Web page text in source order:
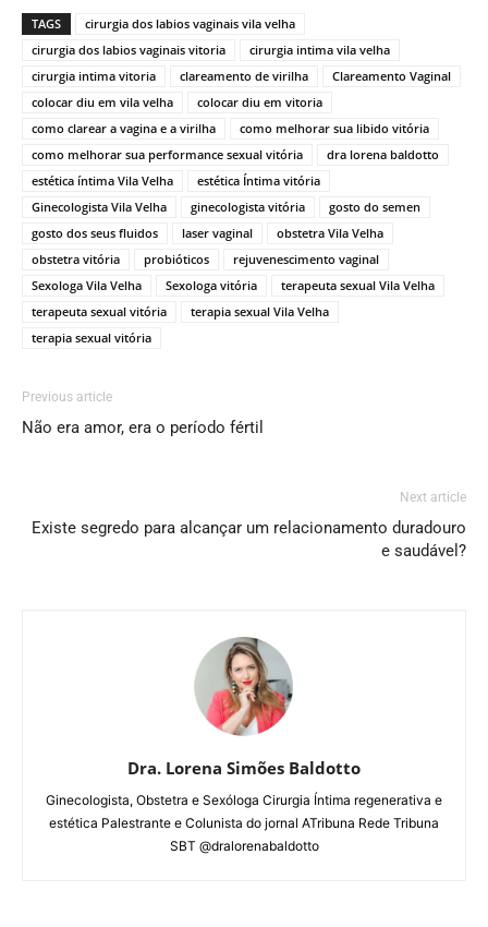
TAGS
cirurgia dos labios vaginais vila velha
cirurgia dos labios vaginais vitoria
cirurgia intima vila velha
cirurgia intima vitoria
clareamento de virilha
Clareamento Vaginal
colocar diu em vila velha
colocar diu em vitoria
como clarear a vagina e a virilha
como melhorar sua libido vitória
como melhorar sua performance sexual vitória
dra lorena baldotto
estética íntima Vila Velha
estética Íntima vitória
Ginecologista Vila Velha
ginecologista vitória
gosto do semen
gosto dos seus fluidos
laser vaginal
obstetra Vila Velha
obstetra vitória
probióticos
rejuvenescimento vaginal
Sexologa Vila Velha
Sexologa vitória
terapeuta sexual Vila Velha
terapeuta sexual vitória
terapia sexual Vila Velha
terapia sexual vitória
Previous article
Não era amor, era o período fértil
Next article
Existe segredo para alcançar um relacionamento duradouro
e saudável?
Dra. Lorena Simões Baldotto
Ginecologista, Obstetra e Sexóloga Cirurgia Íntima regenerativa e
estética Palestrante e Colunista do jornal ATribuna Rede Tribuna
SBT @dralorenabaldotto